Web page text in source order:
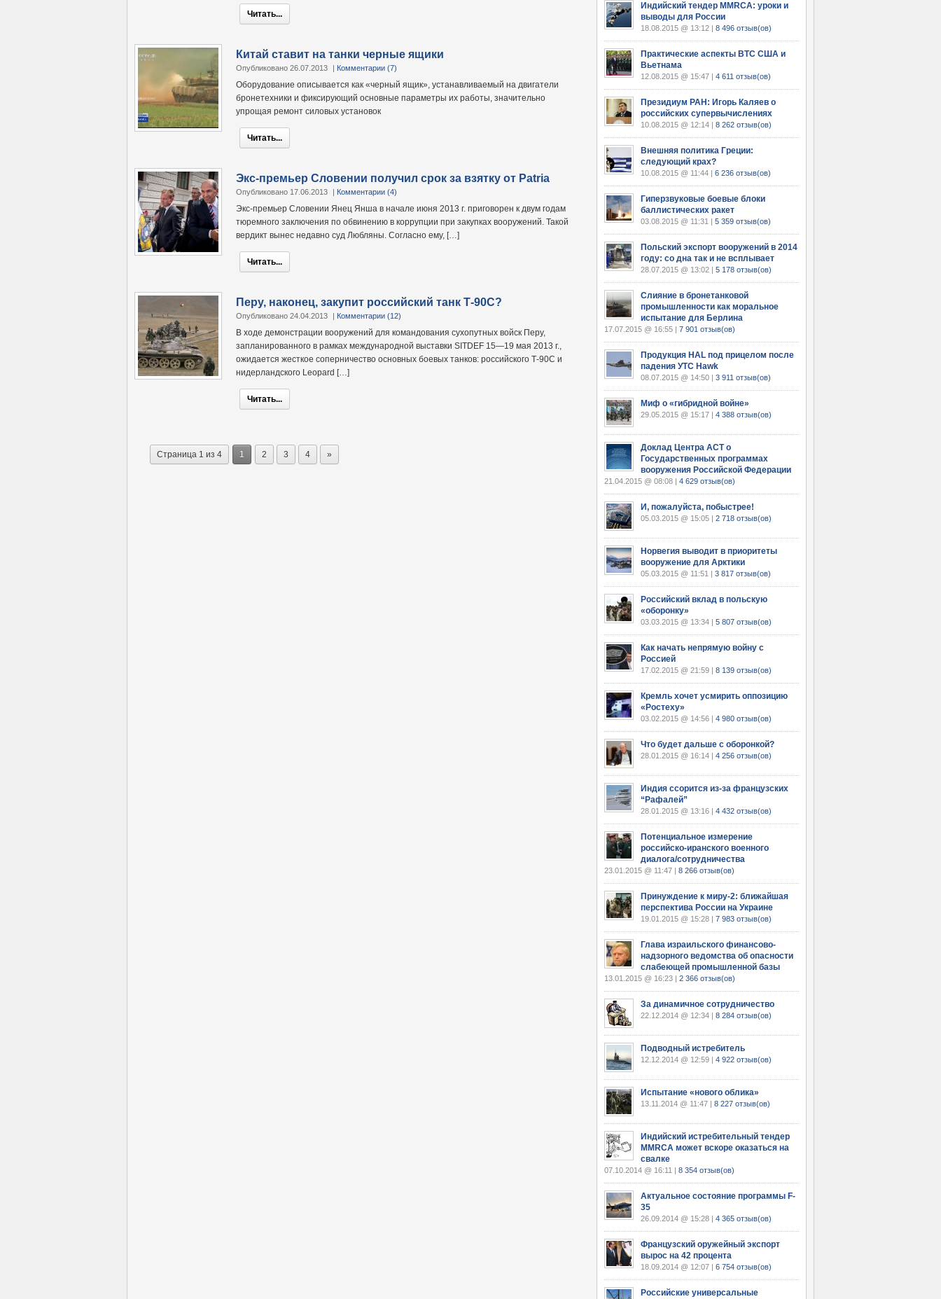
Читать...
Китай ставит на танки черные ящики
Опубликовано 26.07.2013 | Комментарии (7)
Оборудование описывается как «черный ящик», устанавливаемый на двигатели
бронетехники и фиксирующий основные параметры их работы, значительно
упрощая ремонт силовых установок
Читать...
Экс-премьер Словении получил срок за взятку от Patria
Опубликовано 17.06.2013 | Комментарии (4)
Экс-премьер Словении Янец Янша в начале июня 2013 г. приговорен к двум годам
тюремного заключения по обвинению в коррупции при закупках вооружений. Такой
вердикт вынес недавно суд Любляны. Согласно ему, […]
Читать...
Перу, наконец, закупит российский танк Т-90С?
Опубликовано 24.04.2013 | Комментарии (12)
В ходе демонстрации вооружений для командования сухопутных войск Перу,
запланированного в рамках международной выставки SITDEF 15—19 мая 2013 г.,
ожидается жесткое соперничество основных боевых танков: российского Т-90С и
нидерландского Leopard […]
Читать...
Страница 1 из 4 1 2 3 4 »
Индийский тендер MMRCA: уроки и
выводы для России
18.08.2015 @ 13:12 | 8 496 отзыв(ов)
Практические аспекты ВТС США и
Вьетнама
12.08.2015 @ 15:47 | 4 611 отзыв(ов)
Президиум РАН: Игорь Каляев о
российских супервычислениях
10.08.2015 @ 12:14 | 8 262 отзыв(ов)
Внешняя политика Греции:
следующий крах?
10.08.2015 @ 11:44 | 6 236 отзыв(ов)
Гиперзвуковые боевые блоки
баллистических ракет
03.08.2015 @ 11:31 | 5 359 отзыв(ов)
Польский экспорт вооружений в 2014
году: со дна так и не всплывает
28.07.2015 @ 13:02 | 5 178 отзыв(ов)
Слияние в бронетанковой
промышленности как моральное
испытание для Берлина
17.07.2015 @ 16:55 | 7 901 отзыв(ов)
Продукция HAL под прицелом после
падения УТС Hawk
08.07.2015 @ 14:50 | 3 911 отзыв(ов)
Миф о «гибридной войне»
29.05.2015 @ 15:17 | 4 388 отзыв(ов)
Доклад Центра АСТ о
Государственных программах
вооружения Российской Федерации
21.04.2015 @ 08:08 | 4 629 отзыв(ов)
И, пожалуйста, побыстрее!
05.03.2015 @ 15:05 | 2 718 отзыв(ов)
Норвегия выводит в приоритеты
вооружение для Арктики
05.03.2015 @ 11:51 | 3 817 отзыв(ов)
Российский вклад в польскую
«оборонку»
03.03.2015 @ 13:34 | 5 807 отзыв(ов)
Как начать непрямую войну с
Россией
17.02.2015 @ 21:59 | 8 139 отзыв(ов)
Кремль хочет усмирить оппозицию
«Ростеху»
03.02.2015 @ 14:56 | 4 980 отзыв(ов)
Что будет дальше с оборонкой?
28.01.2015 @ 16:14 | 4 256 отзыв(ов)
Индия ссорится из-за французских
“Рафалей”
28.01.2015 @ 13:16 | 4 432 отзыв(ов)
Потенциальное измерение
российско-иранского военного
диалога/сотрудничества
23.01.2015 @ 11:47 | 8 266 отзыв(ов)
Принуждение к миру-2: ближайшая
перспектива России на Украине
19.01.2015 @ 15:28 | 7 983 отзыв(ов)
Глава израильского финансово-
надзорного ведомства об опасности
слабеющей промышленной базы
13.01.2015 @ 16:23 | 2 366 отзыв(ов)
За динамичное сотрудничество
22.12.2014 @ 12:34 | 8 284 отзыв(ов)
Подводный истребитель
12.12.2014 @ 12:59 | 4 922 отзыв(ов)
Испытание «нового облика»
13.11.2014 @ 11:47 | 8 227 отзыв(ов)
Индийский истребительный тендер
MMRCA может вскоре оказаться на
свалке
07.10.2014 @ 16:11 | 8 354 отзыв(ов)
Актуальное состояние программы F-
35
26.09.2014 @ 15:28 | 4 365 отзыв(ов)
Французский оружейный экспорт
вырос на 42 процента
18.09.2014 @ 12:07 | 6 754 отзыв(ов)
Российские универсальные